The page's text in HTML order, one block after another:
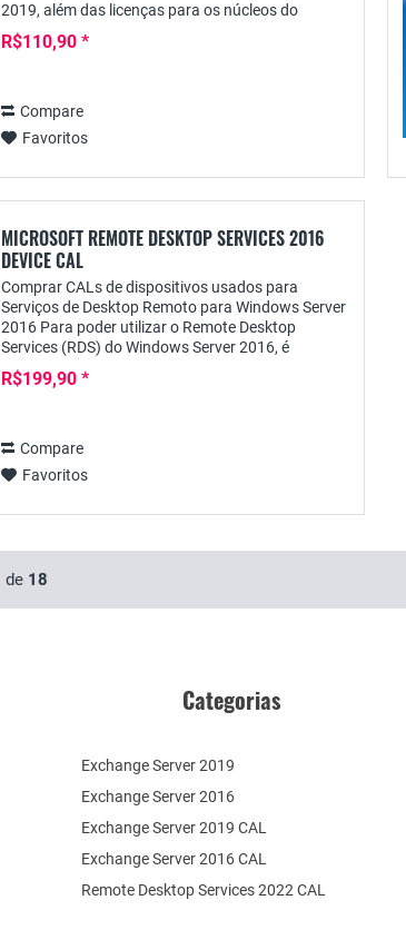
2019, além das licenças para os núcleos do
servidor, também é necessária uma licença de
acesso do cliente...
R$110,90 *
Compare
Favoritos
MICROSOFT REMOTE DESKTOP SERVICES 2016
DEVICE CAL
Comprar CALs de dispositivos usados para
Serviços de Desktop Remoto para Windows Server
2016 Para poder utilizar o Remote Desktop
Services (RDS) do Windows Server 2016, é
necessária uma Licença de Acesso ao Cliente RDS
correspondente...
R$199,90 *
Compare
Favoritos
de 18
Categorias
Exchange Server 2019
Exchange Server 2016
Remote Desktop Services 2022 CAL
Exchange Server 2019 CAL
Exchange Server 2016 CAL